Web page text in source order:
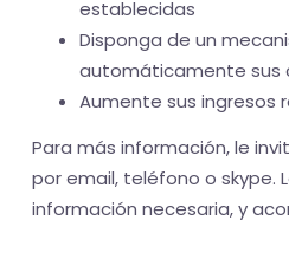
establecidas
Disponga de un
automáticamente sus
Aumente sus ingresos
Para más información, le
por email, teléfono o skype.
información necesaria, y